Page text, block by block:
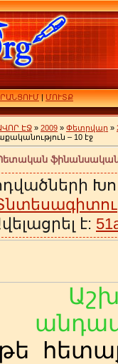
|ՄՈՒՏՔ
ԷՋ » 2009 » Փետրվար »
– 10 էջ
ֆինանսական
է:
հ